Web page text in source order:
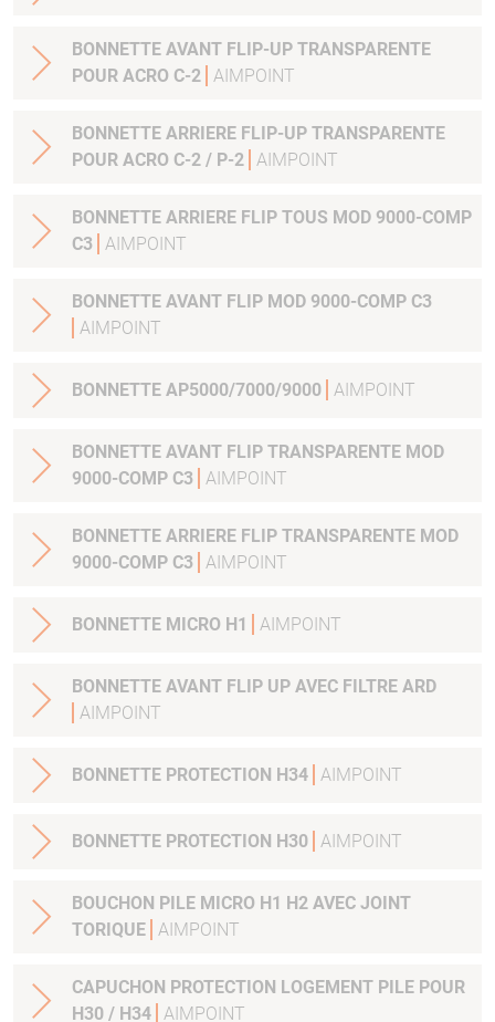
BONNETTE AVANT FLIP-UP TRANSPARENTE
POUR ACRO C-2 AIMPOINT
BONNETTE ARRIERE FLIP-UP TRANSPARENTE
POUR ACRO C-2 / P-2 AIMPOINT
BONNETTE ARRIERE FLIP TOUS MOD 9000-COMP
C3
AIMPOINT
BONNETTE AVANT FLIP MOD 9000-COMP C3
AIMPOINT
BONNETTE AP5000/7000/9000 AIMPOINT
BONNETTE AVANT FLIP TRANSPARENTE MOD
9000-COMP C3
AIMPOINT
BONNETTE ARRIERE FLIP TRANSPARENTE MOD
9000-COMP C3
AIMPOINT
BONNETTE MICRO H1 AIMPOINT
BONNETTE AVANT FLIP UP AVEC FILTRE ARD
AIMPOINT
BONNETTE PROTECTION H34 AIMPOINT
BONNETTE PROTECTION H30 AIMPOINT
BOUCHON PILE MICRO H1 H2 AVEC JOINT
TORIQUE AIMPOINT
CAPUCHON PROTECTION LOGEMENT PILE POUR
H30 / H34 AIMPOINT